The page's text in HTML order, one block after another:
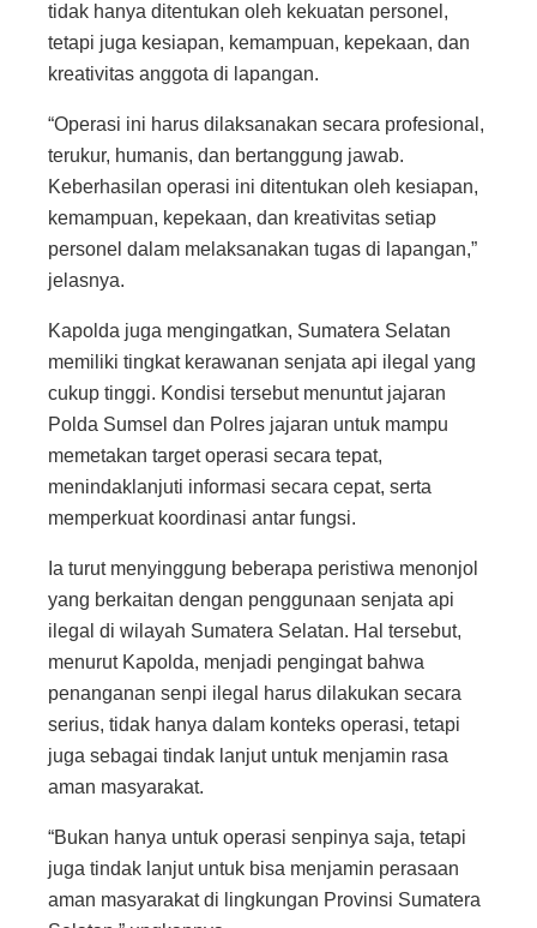
tidak hanya ditentukan oleh kekuatan personel,
tetapi juga kesiapan, kemampuan, kepekaan, dan
kreativitas anggota di lapangan.
“Operasi ini harus dilaksanakan secara profesional,
terukur, humanis, dan bertanggung jawab.
Keberhasilan operasi ini ditentukan oleh kesiapan,
kemampuan, kepekaan, dan kreativitas setiap
personel dalam melaksanakan tugas di lapangan,”
jelasnya.
Kapolda juga mengingatkan, Sumatera Selatan
memiliki tingkat kerawanan senjata api ilegal yang
cukup tinggi. Kondisi tersebut menuntut jajaran
Polda Sumsel dan Polres jajaran untuk mampu
memetakan target operasi secara tepat,
menindaklanjuti informasi secara cepat, serta
memperkuat koordinasi antar fungsi.
Ia turut menyinggung beberapa peristiwa menonjol
yang berkaitan dengan penggunaan senjata api
ilegal di wilayah Sumatera Selatan. Hal tersebut,
menurut Kapolda, menjadi pengingat bahwa
penanganan senpi ilegal harus dilakukan secara
serius, tidak hanya dalam konteks operasi, tetapi
juga sebagai tindak lanjut untuk menjamin rasa
aman masyarakat.
“Bukan hanya untuk operasi senpinya saja, tetapi
juga tindak lanjut untuk bisa menjamin perasaan
aman masyarakat di lingkungan Provinsi Sumatera